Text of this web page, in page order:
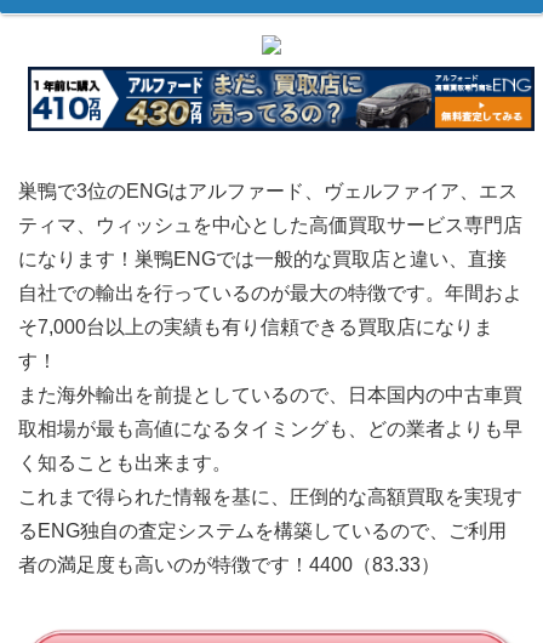
巣鴨で3位のENGはアルファード、ヴェルファイア、エス
ティマ、ウィッシュを中心とした高価買取サービス専門店
になります！巣鴨ENGでは一般的な買取店と違い、直接
自社での輸出を行っているのが最大の特徴です。年間およ
そ7,000台以上の実績も有り信頼できる買取店になりま
す！
また海外輸出を前提としているので、日本国内の中古車買
取相場が最も高値になるタイミングも、どの業者よりも早
く知ることも出来ます。
これまで得られた情報を基に、圧倒的な高額買取を実現す
るENG独自の査定システムを構築しているので、ご利用
者の満足度も高いのが特徴です！4400（83.33）